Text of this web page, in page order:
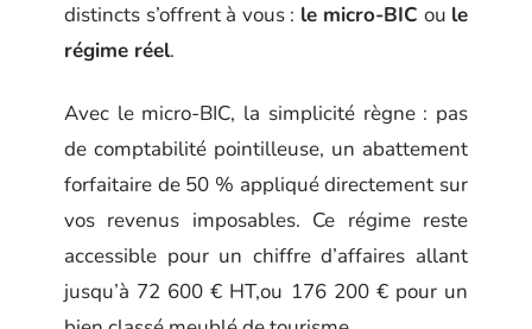
distincts s’offrent à vous : le micro-BIC ou le
régime réel.
Avec le micro-BIC, la simplicité règne : pas
de comptabilité pointilleuse, un abattement
forfaitaire de 50 % appliqué directement sur
vos revenus imposables. Ce régime reste
accessible pour un chiffre d’affaires allant
jusqu’à 72 600 € HT,ou 176 200 € pour un